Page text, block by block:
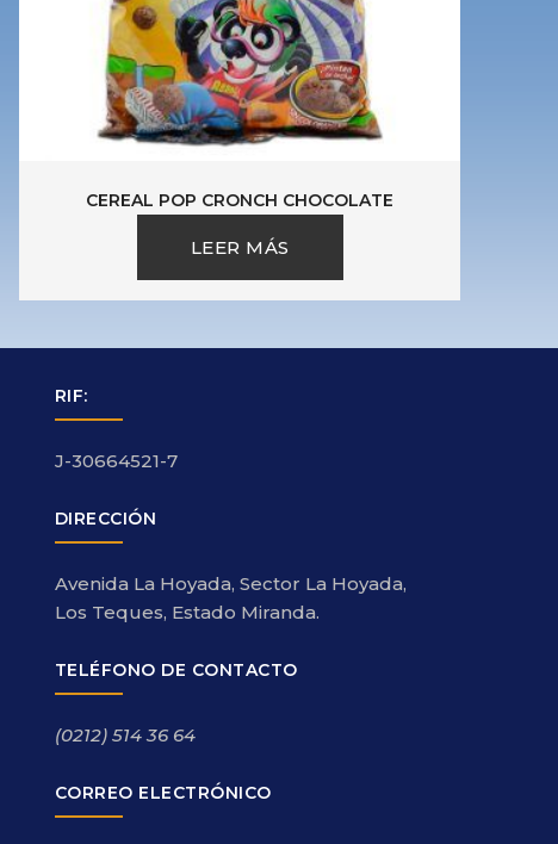
CEREAL POP CRONCH CHOCOLATE
LEER MÁS
RIF:
J-30664521-7
DIRECCIÓN
Avenida La Hoyada, Sector La Hoyada,
Los Teques, Estado Miranda.
TELÉFONO DE CONTACTO
(0212) 514 36 64
CORREO ELECTRÓNICO